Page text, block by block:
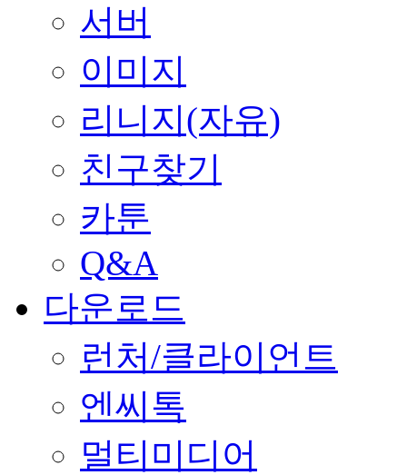
서버
이미지
리니지(자유)
친구찾기
카툰
Q&A
다운로드
런처/클라이언트
엔씨톡
멀티미디어